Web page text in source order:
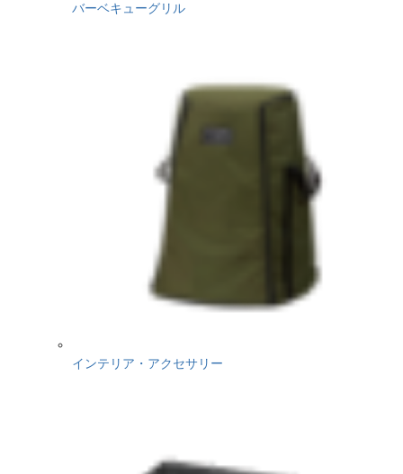
バーベキューグリル
インテリア・アクセサリー